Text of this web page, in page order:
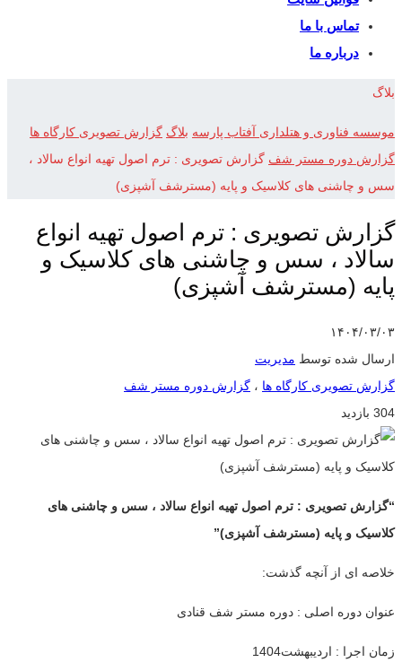
تماس با ما
درباره ما
بلاگ
موسسه فناوری و هتلداری آفتاب پارسه بلاگ گزارش تصویری کارگاه ها
گزارش دوره مستر شف گزارش تصویری : ترم اصول تهیه انواع سالاد ،
سس و چاشنی های کلاسیک و پایه (مسترشف آشپزی)
گزارش تصویری : ترم اصول تهیه انواع
سالاد ، سس و چاشنی های کلاسیک و
پایه (مسترشف آشپزی)
۱۴۰۴/۰۳/۰۳
ارسال شده توسط مدیریت
گزارش تصویری کارگاه ها ، گزارش دوره مستر شف
304 بازدید
“گزارش تصویری : ترم اصول تهیه انواع سالاد ، سس و چاشنی های
کلاسیک و پایه (مسترشف آشپزی)”
خلاصه ای از آنچه گذشت:
عنوان دوره اصلی : دوره مستر شف قنادی
زمان اجرا : اردیبهشت1404